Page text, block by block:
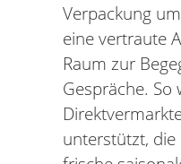
Verpackung
eine vertraute
Raum zur
Gespräche. So
unterstützt,